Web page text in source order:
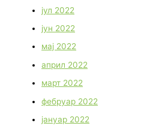
јул 2022
јун 2022
мај 2022
април 2022
март 2022
фебруар 2022
јануар 2022